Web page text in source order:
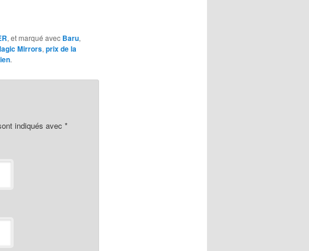
, et marqué avec Baru,
Mirrors, prix de la
.
indiqués avec *